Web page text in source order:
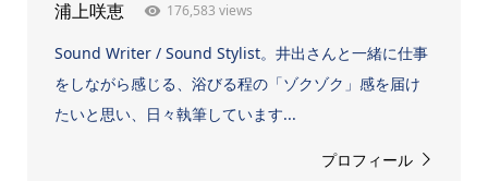
浦上咲恵 176,583 views
Sound Writer / Sound Stylist。井出さんと一緒に仕事
をしながら感じる、浴びる程の「ゾクゾク」感を届け
たいと思い、日々執筆しています...
プロフィール